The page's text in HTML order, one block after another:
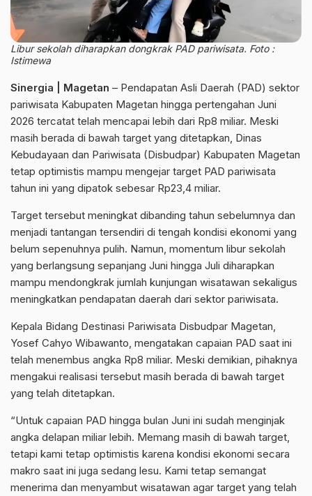
Libur sekolah diharapkan dongkrak PAD pariwisata. Foto :
Istimewa
Sinergia | Magetan – Pendapatan Asli Daerah (PAD) sektor
pariwisata Kabupaten Magetan hingga pertengahan Juni
2026 tercatat telah mencapai lebih dari Rp8 miliar. Meski
masih berada di bawah target yang ditetapkan, Dinas
Kebudayaan dan Pariwisata (Disbudpar) Kabupaten Magetan
tetap optimistis mampu mengejar target PAD pariwisata
tahun ini yang dipatok sebesar Rp23,4 miliar.
Target tersebut meningkat dibanding tahun sebelumnya dan
menjadi tantangan tersendiri di tengah kondisi ekonomi yang
belum sepenuhnya pulih. Namun, momentum libur sekolah
yang berlangsung sepanjang Juni hingga Juli diharapkan
mampu mendongkrak jumlah kunjungan wisatawan sekaligus
meningkatkan pendapatan daerah dari sektor pariwisata.
Kepala Bidang Destinasi Pariwisata Disbudpar Magetan,
Yosef Cahyo Wibawanto, mengatakan capaian PAD saat ini
telah menembus angka Rp8 miliar. Meski demikian, pihaknya
mengakui realisasi tersebut masih berada di bawah target
yang telah ditetapkan.
“Untuk capaian PAD hingga bulan Juni ini sudah menginjak
angka delapan miliar lebih. Memang masih di bawah target,
tetapi kami tetap optimistis karena kondisi ekonomi secara
makro saat ini juga sedang lesu. Kami tetap semangat
menerima dan menyambut wisatawan agar target yang telah